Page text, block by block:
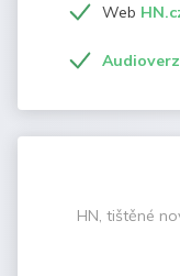
Web
HN, tištěné